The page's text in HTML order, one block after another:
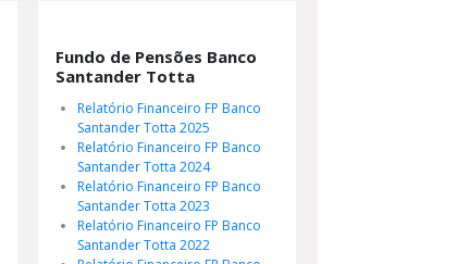
Fundo de Pensões Banco
Santander Totta
Relatório Financeiro FP Banco
Santander Totta 2025
Relatório Financeiro FP Banco
Santander Totta 2024
Relatório Financeiro FP Banco
Santander Totta 2023
Relatório Financeiro FP Banco
Santander Totta 2022